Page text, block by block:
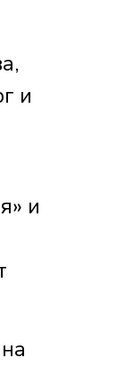
и
и